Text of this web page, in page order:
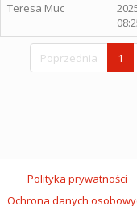
Teresa Muc
Poprzednia 1
Polityka prywatności
Ochrona danych